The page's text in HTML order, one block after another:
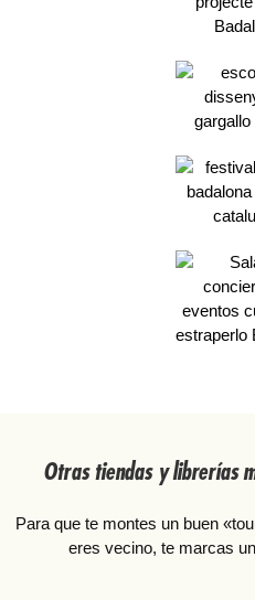
Otras tiendas y librerías
Para que te montes un buen
eres vecino, te marcas